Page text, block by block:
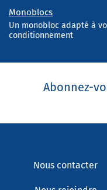
Monoblocs
Un monobloc adapté à
conditionnement
Abonnez-
Nous contacter